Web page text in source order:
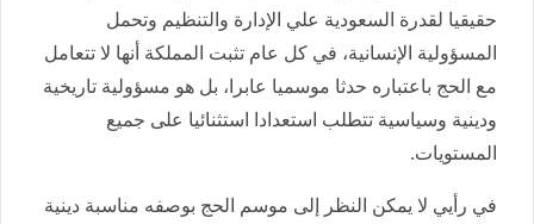
حقيقيا لقدرة السعودية علي الإدارة والتنظيم وتحمل
المسؤولية الإنسانية، في كل عام تثبت المملكة أنها لا تتعامل
مع الحج باعتباره حدثا موسميا عابرا، بل هو مسؤولية تاريخية
ودينية وسياسية تتطلب استعدادا استثنائيا على جميع
المستويات.
في رأيي لا يمكن النظر إلى موسم الحج بوصفه مناسبة دينية